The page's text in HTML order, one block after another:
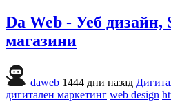
Da Web - Уеб дизайн,
магазини
daweb 1444 дни назад
дигитален маркетинг web design